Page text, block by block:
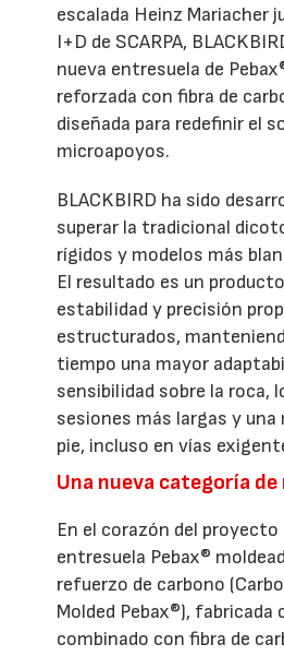
escalada Heinz Mariacher
I+D de SCARPA,
nueva entresuela de
reforzada con fibra de
diseñada para redefinir el
microapoyos.
BLACKBIRD ha sido
superar la tradicional
rígidos y modelos más
El resultado es un
estabilidad y precisión
estructurados,
tiempo una mayor
sensibilidad sobre la roca,
sesiones más largas y
pie, incluso en vías
Una nueva categoría
En el corazón del
entresuela Pebax®
refuerzo de carbono
Molded Pebax®), fabricada
combinado con fibra de